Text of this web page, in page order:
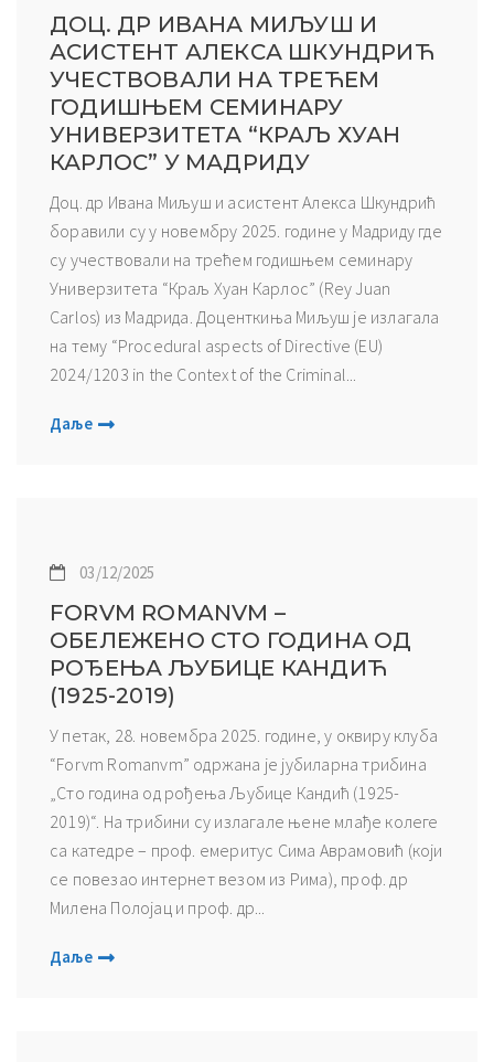
ДОЦ. ДР ИВАНА МИЉУШ И
АСИСТЕНТ АЛЕКСА ШКУНДРИЋ
УЧЕСТВОВАЛИ НА ТРЕЋЕМ
ГОДИШЊЕМ СЕМИНАРУ
УНИВЕРЗИТЕТА “КРАЉ ХУАН
КАРЛОС” У МАДРИДУ
Доц. др Ивана Миљуш и асистент Алекса Шкундрић
боравили су у новембру 2025. године у Мадриду где
су учествовали на трећем годишњем семинару
Универзитета “Краљ Хуан Карлос” (Rey Juan
Carlos) из Мадрида. Доценткиња Миљуш је излагала
на тему “Procedural aspects of Directive (EU)
2024/1203 in the Context of the Criminal...
Даље
03/12/2025
FORVM ROMANVM –
ОБЕЛЕЖЕНО СТО ГОДИНА ОД
РОЂЕЊА ЉУБИЦЕ КАНДИЋ
(1925-2019)
У петак, 28. новембра 2025. године, у оквиру клуба
“Forvm Romanvm” одржана је јубиларна трибина
„Сто година од рођења Љубице Кандић (1925-
2019)“. На трибини су излагале њене млађе колеге
са катедре – проф. емеритус Сима Аврамовић (који
се повезао интернет везом из Рима), проф. др
Милена Полојац и проф. др...
Даље